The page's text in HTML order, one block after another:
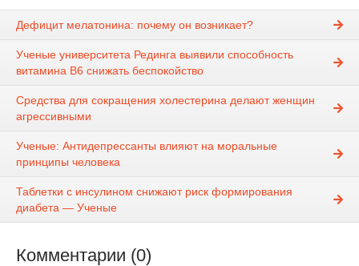
Дефицит мелатонина: почему он возникает?
Ученые университета Рединга выявили способность
витамина В6 снижать беспокойство
Средства для сокращения холестерина делают женщин
агрессивными
Ученые: Антидепрессанты влияют на моральные
принципы человека
Таблетки с инсулином снижают риск формирования
диабета — Ученые
Комментарии (0)